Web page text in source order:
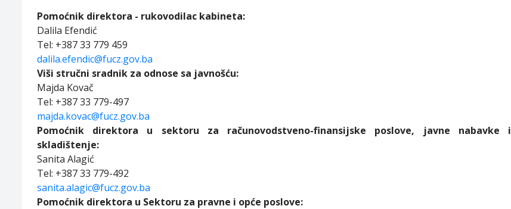
Pomoćnik direktora - rukovodilac kabineta:
Dalila Efendić
Tel: +387 33 779 459
dalila.efendic@fucz.gov.ba
Viši stručni sradnik za odnose sa javnošću:
Majda Kovač
Tel: +387 33 779-497
majda.kovac@fucz.gov.ba
Pomoćnik direktora u sektoru za računovodstveno-finansijske poslove, javne nabavke i
skladištenje:
Sanita Alagić
Tel: +387 33 779-492
sanita.alagic@fucz.gov.ba
Pomoćnik direktora u Sektoru za pravne i opće poslove: